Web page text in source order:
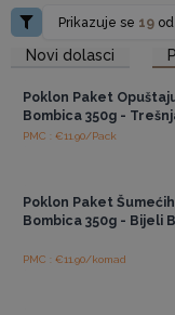
pakiranje od 350 g,
ih čini privlačnijim i
kupke, preporučuje
nudeći veliku
Popularnost
trenutaka u kadi.
Napunite svoje
Bombica,
Prikazuje se 19 od
Novi dolasci
Pristup
cijenama
Poklon Paket
Bombica 350g -
PMC : €11.90/Pack
Poklon Paket Šumećih
Bombica 350g - Bijeli
PMC : €11.90/komad